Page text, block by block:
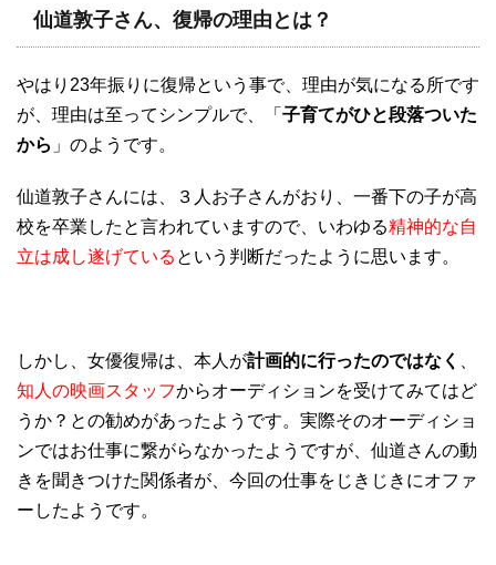
仙道敦子さん、復帰の理由とは？
やはり23年振りに復帰という事で、理由が気になる所です
が、理由は至ってシンプルで、「 子育てがひと段落ついた
から 」のようです。
仙道敦子さんには、３人お子さんがおり、一番下の子が高
校を卒業したと言われていますので、いわゆる精神的な自
立は成し遂げている という判断だったように思います。
しかし、女優復帰は、本人が計画的に行ったのではなく
知人の映画スタッフからオーディションを受けてみてはど
うか？との勧めがあったようです。実際そのオーディショ
ンではお仕事に繋がらなかったようですが、仙道さんの動
きを聞きつけた関係者が、今回の仕事をじきじきにオファ
ーしたようです。